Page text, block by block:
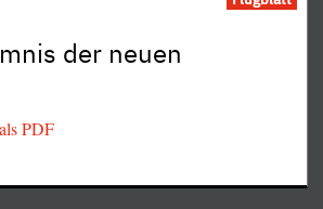
der neuen
PDF